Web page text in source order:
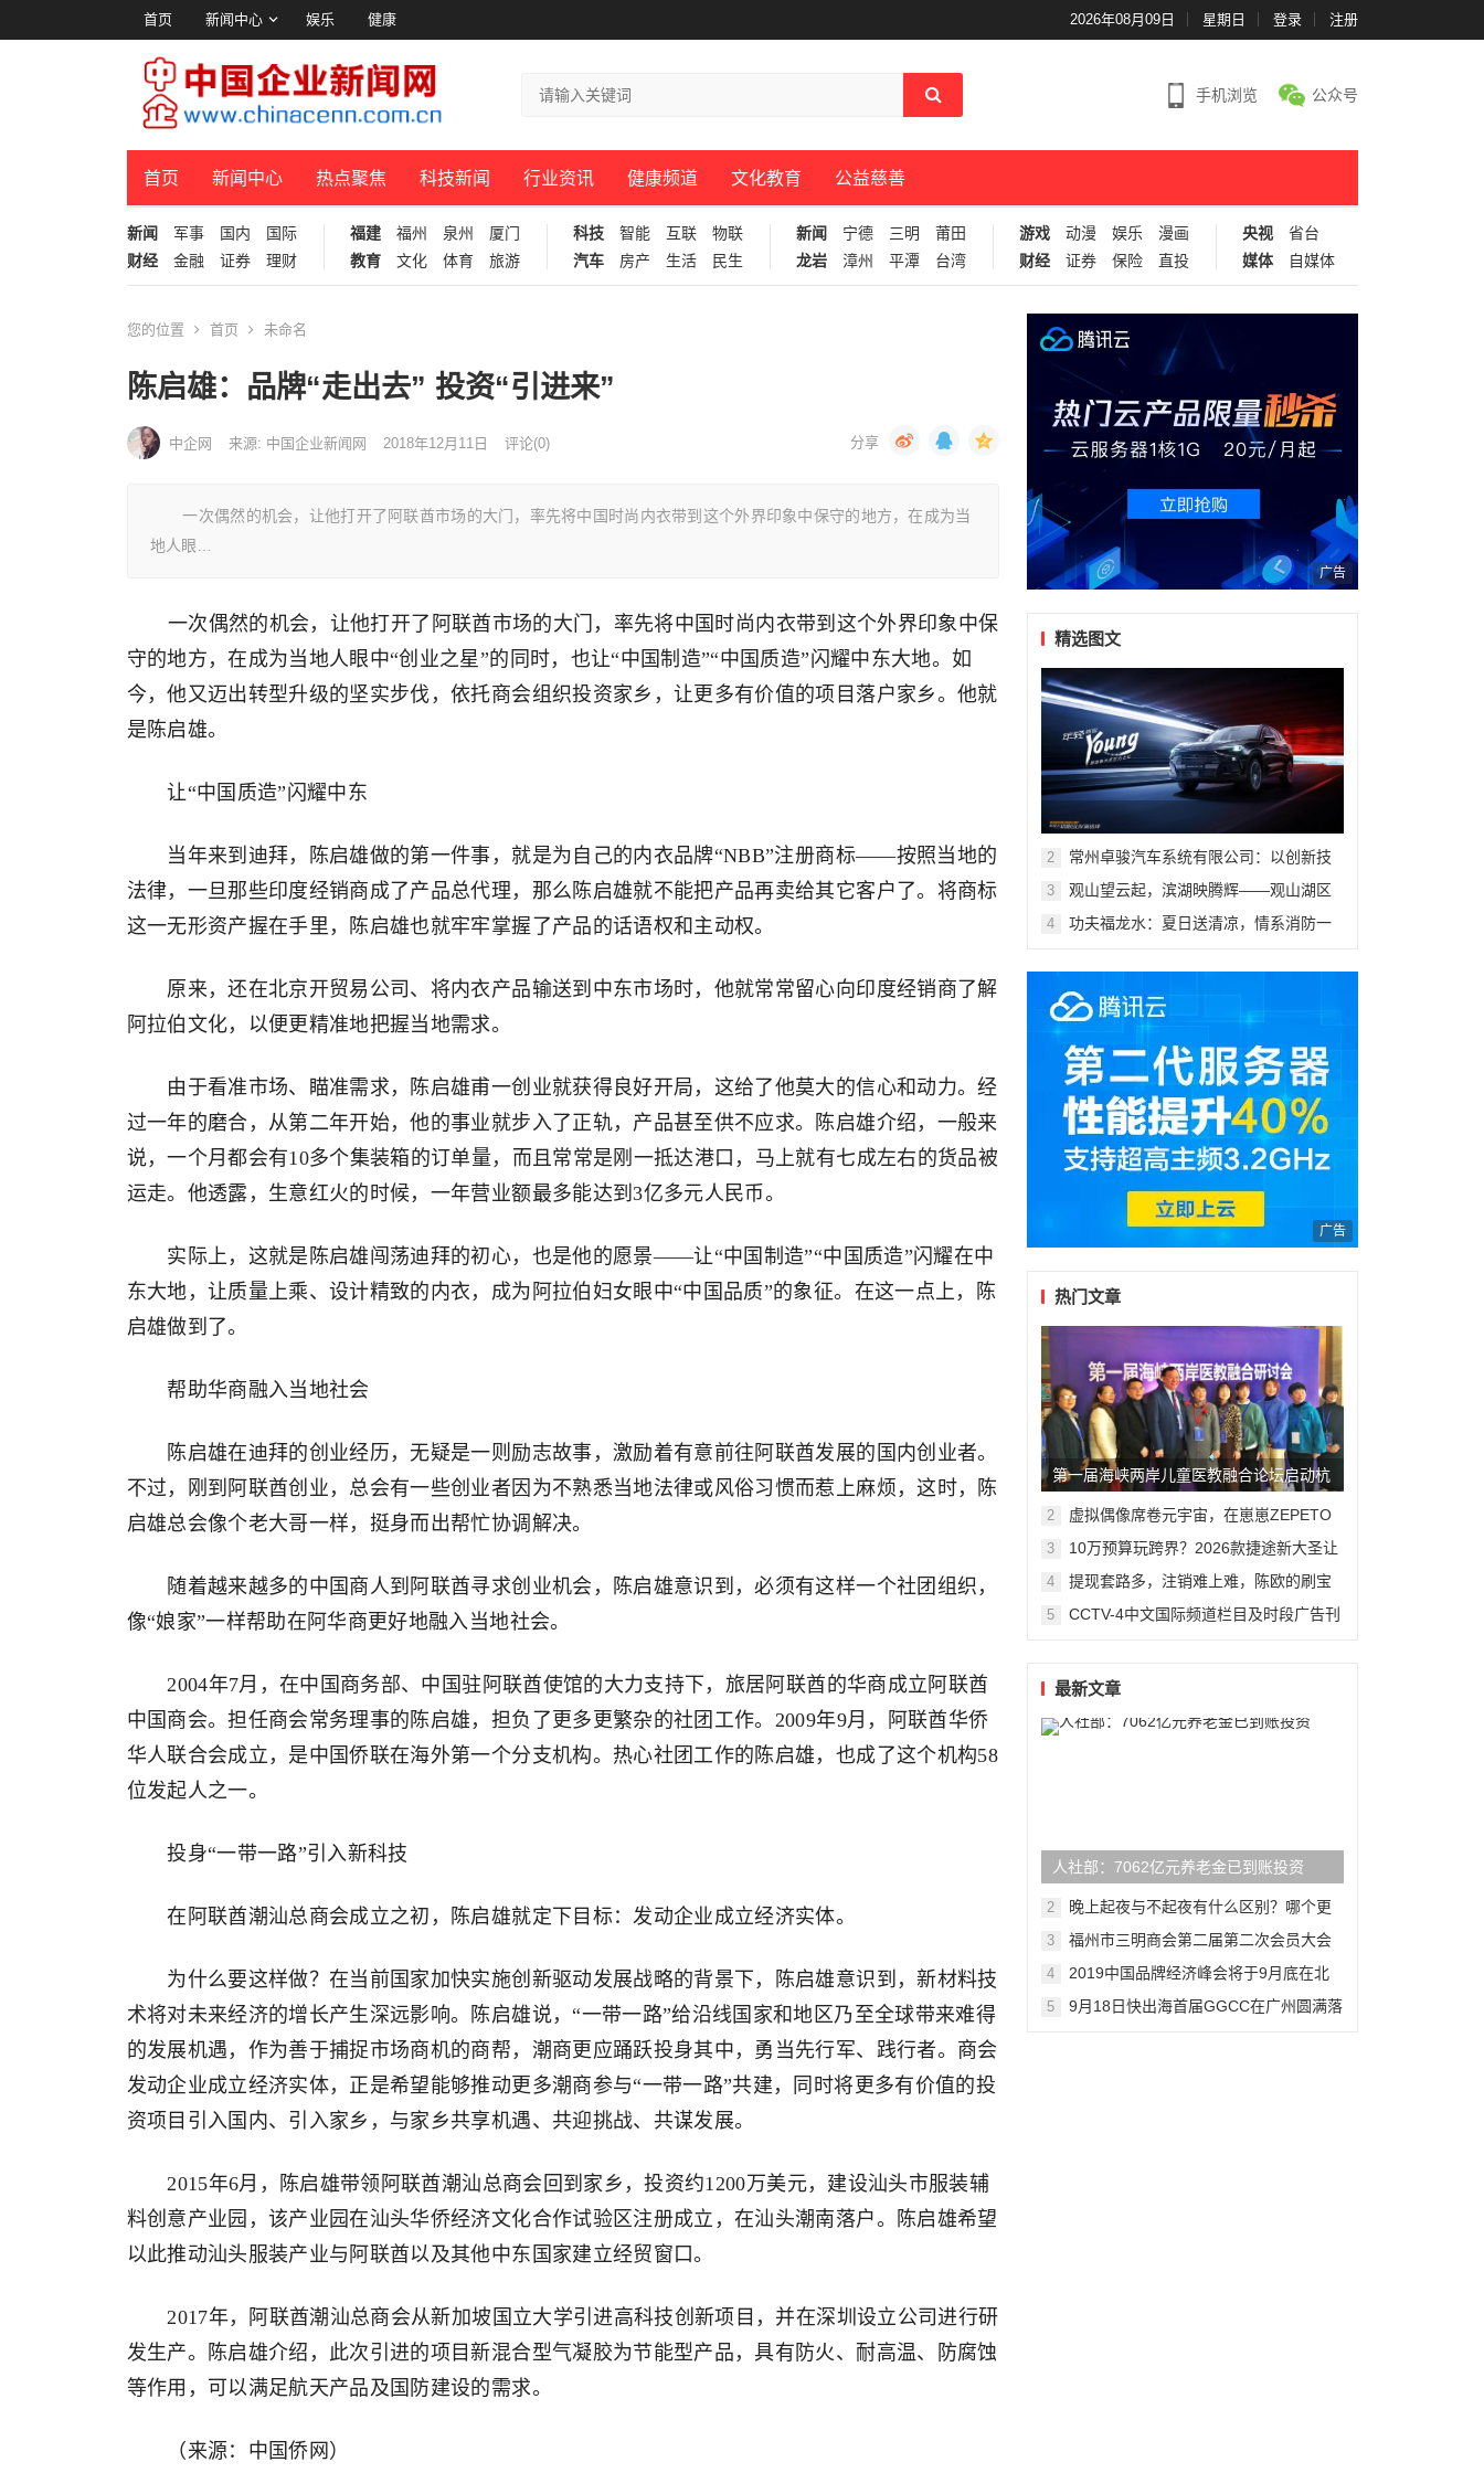
首页 新闻中心 娱乐 健康 2026年08月09日 星期日 登录 注册
手机浏览 公众号
首页 新闻中心 热点聚焦 科技新闻 行业资讯 健康频道 文化教育 公益慈善
新闻 军事 国内
国际
财经
金融 证券 理财
福建 福州 泉州
厦门
教育
文化 体育 旅游
科技 智能 互联
物联
汽车
房产 生活 民生
新闻 宁德 三明
莆田
龙岩
漳州 平潭 台湾
游戏 动漫 娱乐
漫画
财经
证券 保险 直投
央视
省台
媒体
自媒体
您的位置 首页 未命名
陈启雄：品牌“走出去” 投资“引进来”
中企网 来源: 中国企业新闻网 2018年12月11日 评论(0)
一次偶然的机会，让他打开了阿联酋市场的大门，率先将中国时尚内衣带到这个外界印象中保守的地方，在成为当
地人眼…
一次偶然的机会，让他打开了阿联酋市场的大门，率先将中国时尚内衣带到这个外界印象中保
守的地方，在成为当地人眼中“创业之星”的同时，也让“中国制造”“中国质造”闪耀中东大地。如
今，他又迈出转型升级的坚实步伐，依托商会组织投资家乡，让更多有价值的项目落户家乡。他就
是陈启雄。
让“中国质造”闪耀中东
当年来到迪拜，陈启雄做的第一件事，就是为自己的内衣品牌“NBB”注册商标——按照当地的
法律，一旦那些印度经销商成了产品总代理，那么陈启雄就不能把产品再卖给其它客户了。将商标
这一无形资产握在手里，陈启雄也就牢牢掌握了产品的话语权和主动权。
原来，还在北京开贸易公司、将内衣产品输送到中东市场时，他就常常留心向印度经销商了解
阿拉伯文化，以便更精准地把握当地需求。
由于看准市场、瞄准需求，陈启雄甫一创业就获得良好开局，这给了他莫大的信心和动力。经
过一年的磨合，从第二年开始，他的事业就步入了正轨，产品甚至供不应求。陈启雄介绍，一般来
说，一个月都会有10多个集装箱的订单量，而且常常是刚一抵达港口，马上就有七成左右的货品被
运走。他透露，生意红火的时候，一年营业额最多能达到3亿多元人民币。
实际上，这就是陈启雄闯荡迪拜的初心，也是他的愿景——让“中国制造”“中国质造”闪耀在中
东大地，让质量上乘、设计精致的内衣，成为阿拉伯妇女眼中“中国品质”的象征。在这一点上，陈
启雄做到了。
帮助华商融入当地社会
陈启雄在迪拜的创业经历，无疑是一则励志故事，激励着有意前往阿联酋发展的国内创业者。
不过，刚到阿联酋创业，总会有一些创业者因为不熟悉当地法律或风俗习惯而惹上麻烦，这时，陈
启雄总会像个老大哥一样，挺身而出帮忙协调解决。
随着越来越多的中国商人到阿联酋寻求创业机会，陈启雄意识到，必须有这样一个社团组织，
像“娘家”一样帮助在阿华商更好地融入当地社会。
2004年7月，在中国商务部、中国驻阿联酋使馆的大力支持下，旅居阿联酋的华商成立阿联酋
中国商会。担任商会常务理事的陈启雄，担负了更多更繁杂的社团工作。2009年9月，阿联酋华侨
华人联合会成立，是中国侨联在海外第一个分支机构。热心社团工作的陈启雄，也成了这个机构58
位发起人之一。
投身“一带一路”引入新科技
在阿联酋潮汕总商会成立之初，陈启雄就定下目标：发动企业成立经济实体。
为什么要这样做？在当前国家加快实施创新驱动发展战略的背景下，陈启雄意识到，新材料技
术将对未来经济的增长产生深远影响。陈启雄说，“一带一路”给沿线国家和地区乃至全球带来难得
的发展机遇，作为善于捕捉市场商机的商帮，潮商更应踊跃投身其中，勇当先行军、践行者。商会
发动企业成立经济实体，正是希望能够推动更多潮商参与“一带一路”共建，同时将更多有价值的投
资项目引入国内、引入家乡，与家乡共享机遇、共迎挑战、共谋发展。
2015年6月，陈启雄带领阿联酋潮汕总商会回到家乡，投资约1200万美元，建设汕头市服装辅
料创意产业园，该产业园在汕头华侨经济文化合作试验区注册成立，在汕头潮南落户。陈启雄希望
以此推动汕头服装产业与阿联酋以及其他中东国家建立经贸窗口。
2017年，阿联酋潮汕总商会从新加坡国立大学引进高科技创新项目，并在深圳设立公司进行研
发生产。陈启雄介绍，此次引进的项目新混合型气凝胶为节能型产品，具有防火、耐高温、防腐蚀
等作用，可以满足航天产品及国防建设的需求。
（来源：中国侨网）
广告
精选图文
2
常州卓骏汽车系统有限公司：以创新技
行业标杆
3
观山望云起，滨湖映腾辉——观山湖区
盛大开幕
4
功夫福龙水：夏日送清凉，情系消防一
广告
热门文章
第一届海峡两岸儿童医教融合论坛启动杭
州复旦儿童医院“复星”计划
2
虚拟偶像席卷元宇宙，在崽崽ZEPETO
3
10万预算玩跨界？2026款捷途新大圣让
4
提现套路多，注销难上难，陈欧的刷宝
5
CCTV-4中文国际频道栏目及时段广告刊
最新文章
人社部：7062亿元养老金已到账投资
2
晚上起夜与不起夜有什么区别？哪个更
3
福州市三明商会第二届第二次会员大会
4
2019中国品牌经济峰会将于9月底在北
5
9月18日快出海首届GGCC在广州圆满落